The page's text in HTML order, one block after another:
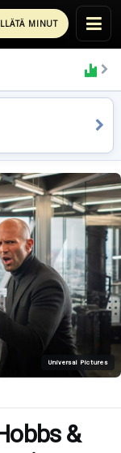
MINUT
Universal Pictures
&